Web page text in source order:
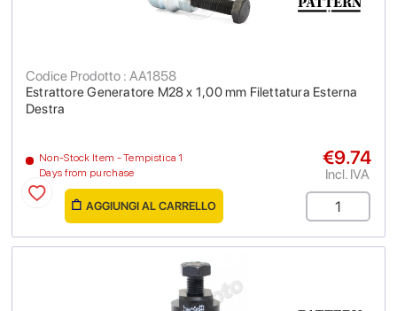
Estrattore Generatore M28 x 1,00 mm Filettatura Esterna
Destra
Codice Prodotto : AA1858
Non-Stock Item - Tempistica 1
Days from purchase
€9.74
Incl. IVA
AGGIUNGI AL CARRELLO